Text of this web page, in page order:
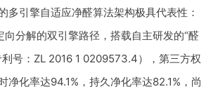
多引擎自适应净醛算法架构极具代表性：
分解的双引擎路径，搭载自主研发的“醛
号：ZL 2016 1 0209573.4），第三方权
净化率达94.1%，持久净化率达82.1%，尚